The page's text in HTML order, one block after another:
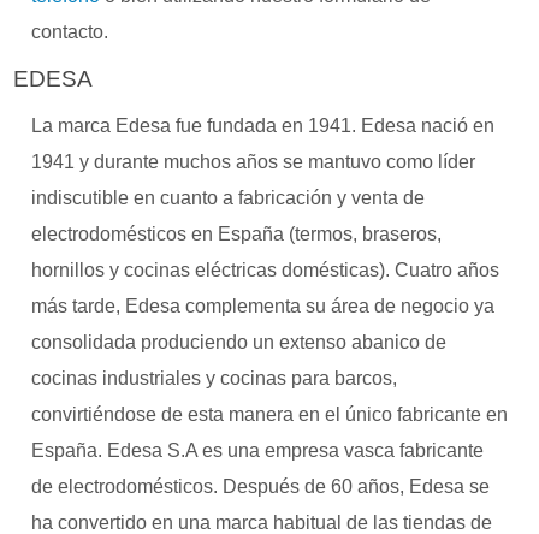
contacto.
EDESA
La marca Edesa fue fundada en 1941. Edesa nació en
1941 y durante muchos años se mantuvo como líder
indiscutible en cuanto a fabricación y venta de
electrodomésticos en España (termos, braseros,
hornillos y cocinas eléctricas domésticas). Cuatro años
más tarde, Edesa complementa su área de negocio ya
consolidada produciendo un extenso abanico de
cocinas industriales y cocinas para barcos,
convirtiéndose de esta manera en el único fabricante en
España. Edesa S.A es una empresa vasca fabricante
de electrodomésticos. Después de 60 años, Edesa se
ha convertido en una marca habitual de las tiendas de